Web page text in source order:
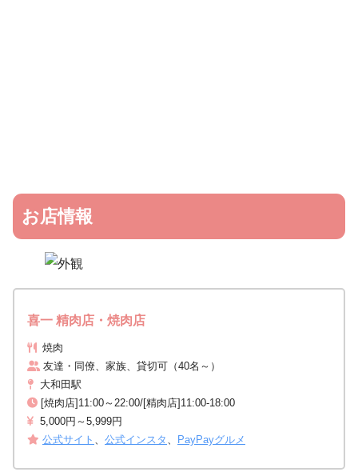
お店情報
喜一 精肉店・焼肉店
焼肉
友達・同僚、家族、貸切可（40名～）
大和田駅
[焼肉店]11:00～22:00/[精肉店]11:00-18:00
5,000円～5,999円
公式サイト 、 公式インスタ 、 PayPayグルメ